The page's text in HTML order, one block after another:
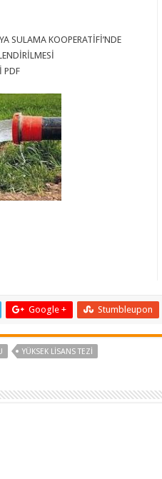
SULAMA KOOPERATİFİ’NDE
PDF
Google + Stumbleupon
YÜKSEK LİSANS TEZİ